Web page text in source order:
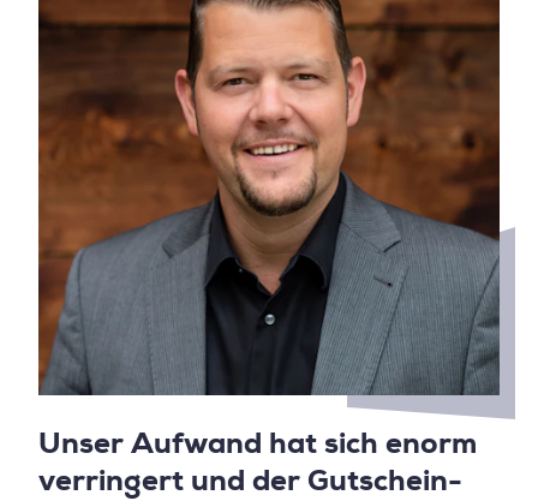
Unser Aufwand hat sich enorm
verringert und der Gutschein-